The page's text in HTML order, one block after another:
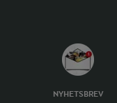
NYHETSBREV